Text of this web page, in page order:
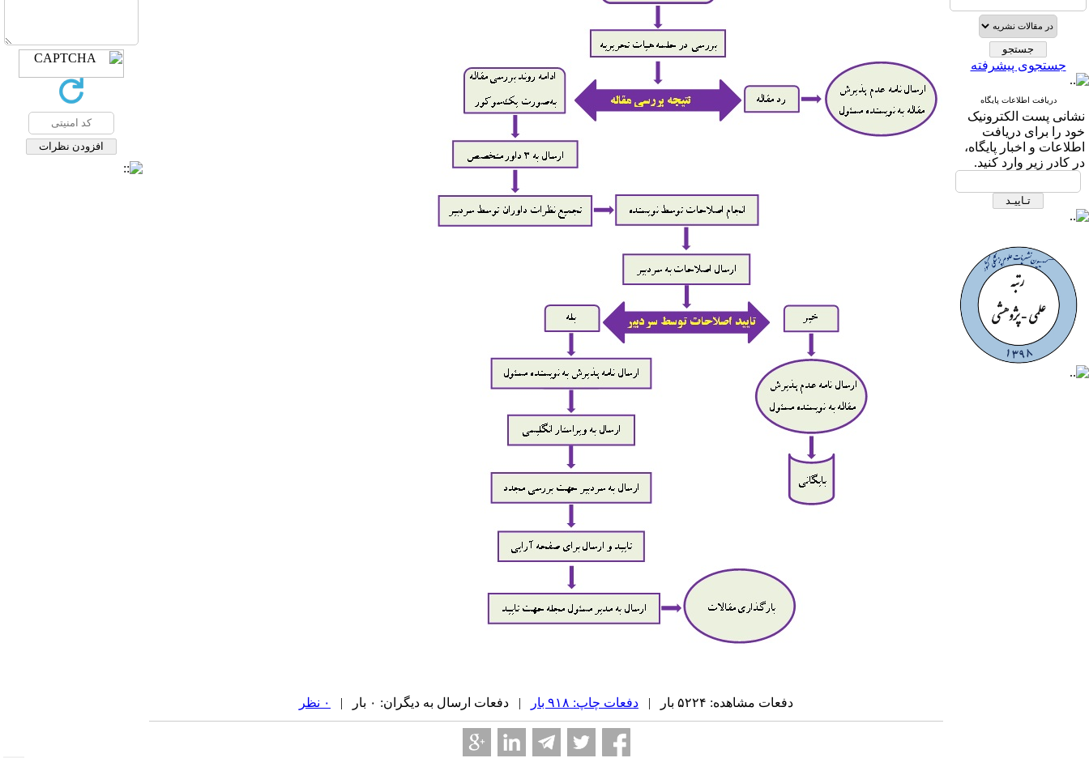
جستجوی پیشرفته
دریافت اطلاعات پایگاه
نشانی پست الکترونیک
خود را برای دریافت
اطلاعات و اخبار پایگاه،
در کادر زیر وارد کنید.
دفعات مشاهده: ۵۲۲۴ بار | دفعات چاپ: ۹۱۸ بار | دفعات ارسال به دیگران: ۰ بار | ۰ نظر